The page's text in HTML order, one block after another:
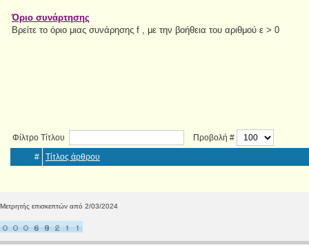
Όριο συνάρτησης
Βρείτε το όριο μιας συνάρησης f , με την βοήθεια του αριθμού ε > 0
Φίλτρο Τίτλου
Προβολή #
#
Τίτλος άρθρου
Μετρητής επισκεπτών από 2/03/2024